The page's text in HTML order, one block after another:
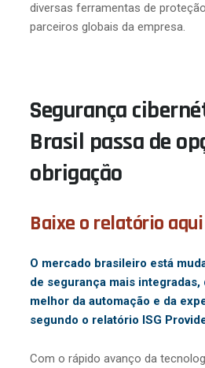
diversas ferramentas de
parceiros globais da empresa.
Segurança
Brasil passa de
obrigação
Baixe o relatório aqui
O mercado brasileiro está
de segurança mais integradas,
melhor da automação e da
segundo o relatório ISG
Com o rápido avanço da